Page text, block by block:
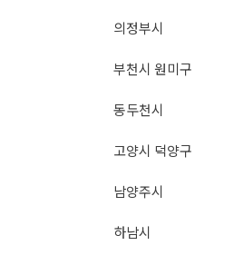
의정부시
부천시 원미구
동두천시
고양시 덕양구
남양주시
하남시